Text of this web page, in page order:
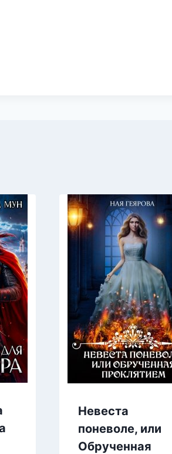
Невеста
поневоле, или
Обрученная